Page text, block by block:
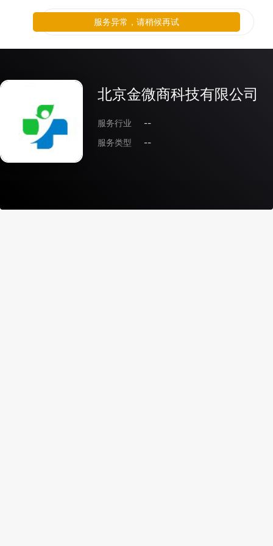
北京金微商科技有限公司
服务行业
--
服务类型
--
服务异常，请稍候再试